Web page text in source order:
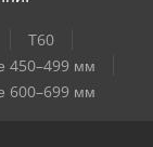
T60
450–499 мм
600–699 мм